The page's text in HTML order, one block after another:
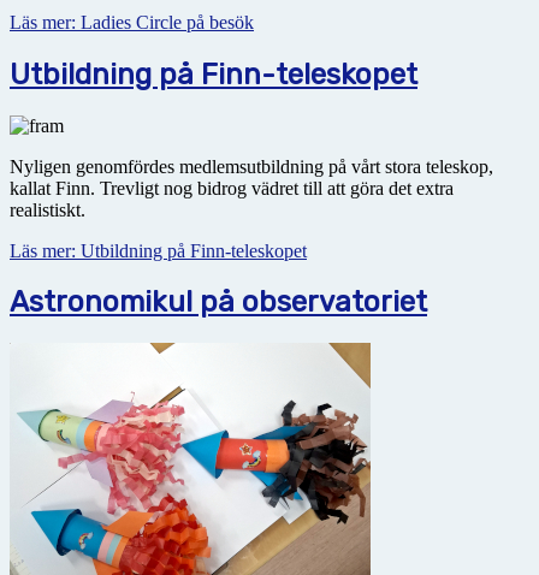
Läs mer: Ladies Circle på besök
Utbildning på Finn-teleskopet
Nyligen genomfördes medlemsutbildning på vårt stora teleskop,
kallat Finn. Trevligt nog bidrog vädret till att göra det extra
realistiskt.
Läs mer: Utbildning på Finn-teleskopet
Astronomikul på observatoriet